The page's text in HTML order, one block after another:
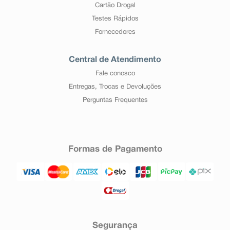
Cartão Drogal
Testes Rápidos
Fornecedores
Central de Atendimento
Fale conosco
Entregas, Trocas e Devoluções
Perguntas Frequentes
Formas de Pagamento
Segurança